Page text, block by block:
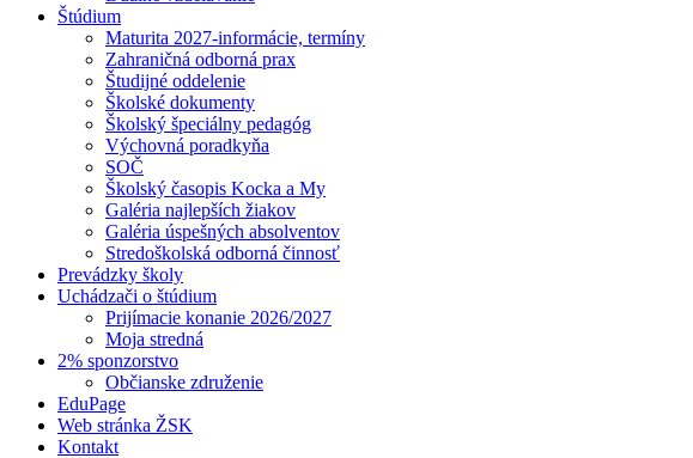
Štúdium
Maturita 2027-informácie, termíny
Zahraničná odborná prax
Študijné oddelenie
Školské dokumenty
Školský špeciálny pedagóg
Výchovná poradkyňa
SOČ
Školský časopis Kocka a My
Galéria najlepších žiakov
Galéria úspešných absolventov
Stredoškolská odborná činnosť
Prevádzky školy
Uchádzači o štúdium
Prijímacie konanie 2026/2027
Moja stredná
2% sponzorstvo
Občianske združenie
EduPage
Web stránka ŽSK
Kontakt